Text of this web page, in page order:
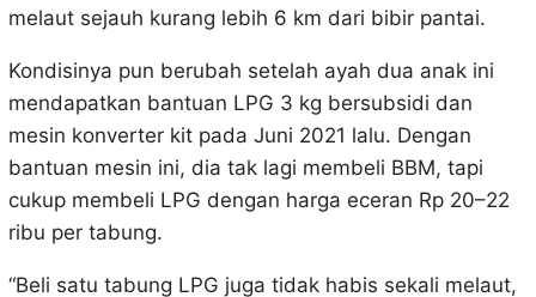
melaut sejauh kurang lebih 6 km dari bibir pantai.
Kondisinya pun berubah setelah ayah dua anak ini
mendapatkan bantuan LPG 3 kg bersubsidi dan
mesin konverter kit pada Juni 2021 lalu. Dengan
bantuan mesin ini, dia tak lagi membeli BBM, tapi
cukup membeli LPG dengan harga eceran Rp 20–22
ribu per tabung.
“Beli satu tabung LPG juga tidak habis sekali melaut,